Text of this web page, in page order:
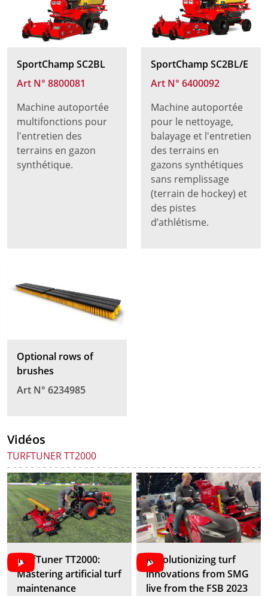
SportChamp SC2BL
Art N° 8800081
Machine autoportée
multifonctions pour
l'entretien des
terrains en gazon
synthétique.
SportChamp SC2BL/E
Art N° 6400092
Machine autoportée
pour le nettoyage,
balayage et l'entretien
des terrains en
gazons synthétiques
sans remplissage
(terrain de hockey) et
des pistes
d’athlétisme.
Optional rows of
brushes
Art N° 6234985
Vidéos
TURFTUNER TT2000
TurfTuner TT2000:
Mastering artificial turf
maintenance
Revolutionizing turf
innovations from SMG
live from the FSB 2023